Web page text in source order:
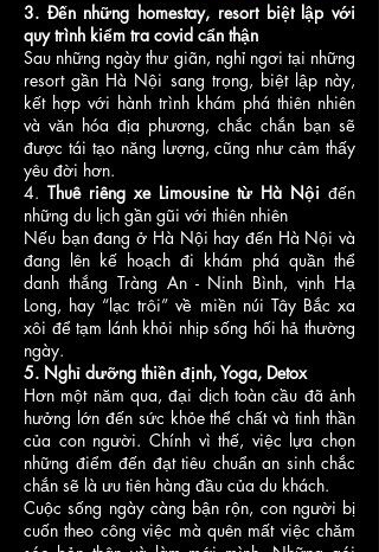
3. Đến những homestay, resort biệt lập với
quy trình kiểm tra covid cẩn thận
Sau những ngày thư giãn, nghỉ ngơi tại những
resort gần Hà Nội sang trọng, biệt lập này,
kết hợp với hành trình khám phá thiên nhiên
và văn hóa địa phương, chắc chắn bạn sẽ
được tái tạo năng lượng, cũng như cảm thấy
yêu đời hơn.
4. Thuê riêng xe Limousine từ Hà Nội đến
những du lịch gần gũi với thiên nhiên
Nếu bạn đang ở Hà Nội hay đến Hà Nội và
đang lên kế hoạch đi khám phá quần thể
danh thắng Tràng An - Ninh Bình, vịnh Hạ
Long, hay “lạc trôi” về miền núi Tây Bắc xa
xôi để tạm lánh khỏi nhịp sống hối hả thường
ngày.
5. Nghỉ dưỡng thiền định, Yoga, Detox
Hơn một năm qua, đại dịch toàn cầu đã ảnh
hưởng lớn đến sức khỏe thể chất và tinh thần
của con người. Chính vì thế, việc lựa chọn
những điểm đến đạt tiêu chuẩn an sinh chắc
chắn sẽ là ưu tiên hàng đầu của du khách.
Cuộc sống ngày càng bận rộn, con người bị
cuốn theo công việc mà quên mất việc chăm